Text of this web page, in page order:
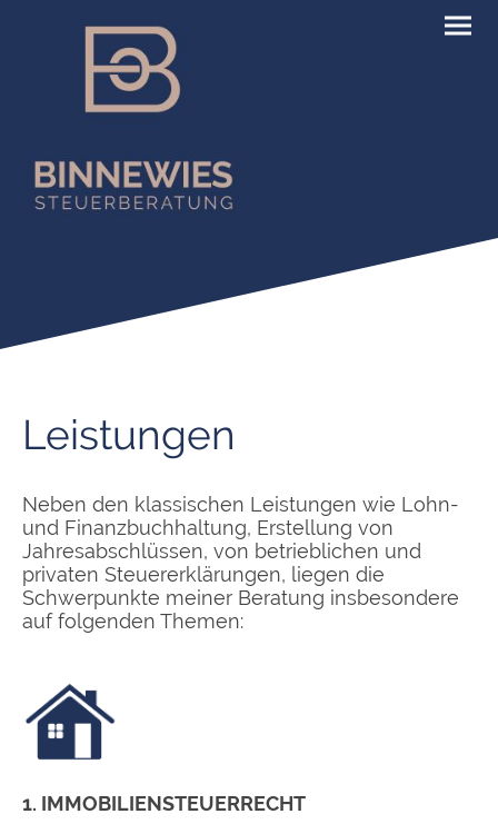
Leistungen
Neben den klassischen Leistungen wie Lohn-
und Finanzbuchhaltung, Erstellung von
Jahresabschlüssen, von betrieblichen und
privaten Steuererklärungen, liegen die
Schwerpunkte meiner Beratung insbesondere
auf folgenden Themen:
1. IMMOBILIENSTEUERRECHT